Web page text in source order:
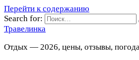
Перейти к содержанию
Search for:
Травелинка
Отдых — 2026, цены, отзывы,